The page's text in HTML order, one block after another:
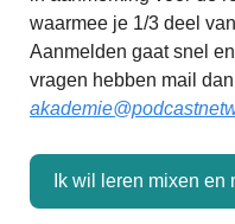
waarmee je 1/3 deel
Aanmelden gaat snel
vragen hebben mail
Ik wil leren mixen en